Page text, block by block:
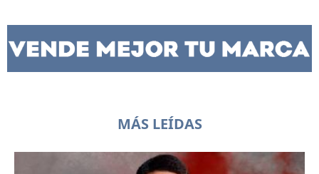
MÁS LEÍDAS